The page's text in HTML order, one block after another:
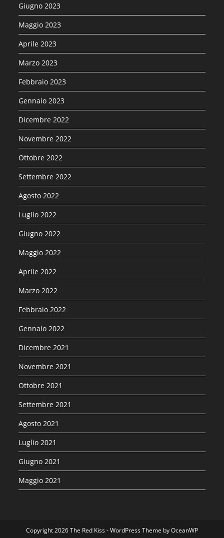
Giugno 2023
Maggio 2023
Aprile 2023
Marzo 2023
Febbraio 2023
Gennaio 2023
Dicembre 2022
Novembre 2022
Ottobre 2022
Settembre 2022
Agosto 2022
Luglio 2022
Giugno 2022
Maggio 2022
Aprile 2022
Marzo 2022
Febbraio 2022
Gennaio 2022
Dicembre 2021
Novembre 2021
Ottobre 2021
Settembre 2021
Agosto 2021
Luglio 2021
Giugno 2021
Maggio 2021
Copyright 2026 The Red Kiss - WordPress Theme by OceanWP